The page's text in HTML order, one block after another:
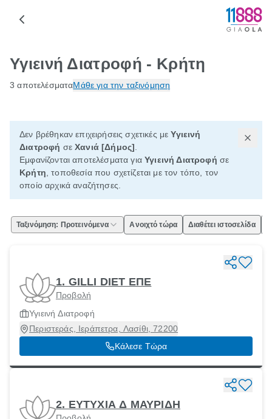
Υγιεινή Διατροφή - Κρήτη
3 αποτελέσματαΜάθε για την ταξινόμηση
Δεν βρέθηκαν επιχειρήσεις σχετικές μεΥγιεινή
Διατροφή σεΧανιά [Δήμος]
Εμφανίζονται αποτελέσματα γιαΥγιεινή Διατροφή σε
Κρήτη , τοποθεσία που σχετίζεται με τον τόπο, τον
οποίο αρχικά αναζήτησες.
Ταξινόμηση: Προτεινόμενα Ανοιχτό τώρα Διαθέτει ιστοσελίδα
1. GILLI DIET ΕΠΕ
Προβολή
Υγιεινή Διατροφή
Περιστεράς, Ιεράπετρα, Λασίθι, 72200
Κάλεσε Τώρα
2. ΕΥΤΥΧΙΑ Δ ΜΑΥΡΙΔΗ